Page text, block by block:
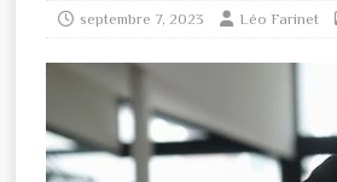
septembre 7, 2023 Léo Farinet